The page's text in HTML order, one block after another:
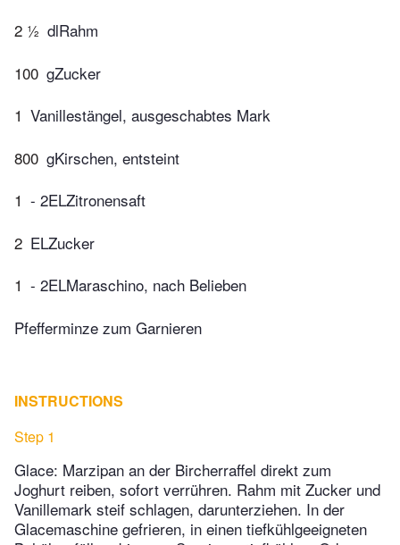
2 ½ dlRahm
100 gZucker
1 Vanillestängel, ausgeschabtes Mark
800 gKirschen, entsteint
1 - 2ELZitronensaft
2 ELZucker
1 - 2ELMaraschino, nach Belieben
Pfefferminze zum Garnieren
INSTRUCTIONS
Step 1
Glace: Marzipan an der Bircherraffel direkt zum
Joghurt reiben, sofort verrühren. Rahm mit Zucker und
Vanillemark steif schlagen, darunterziehen. In der
Glacemaschine gefrieren, in einen tiefkühlgeeigneten